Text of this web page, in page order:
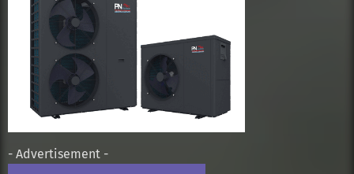
- Advertisement -